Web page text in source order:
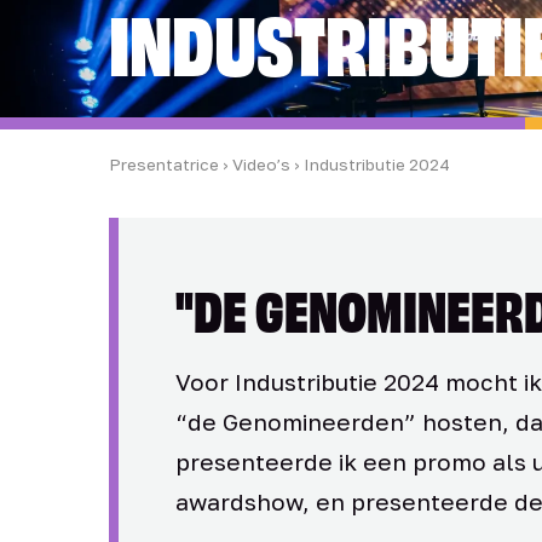
Presentatrice › Video’s › Industributie 2024
"DE
Voor Industributie 2024 mocht
“de Genomineerden” hosten,
presenteerde ik een promo als
awardshow, en presenteerde